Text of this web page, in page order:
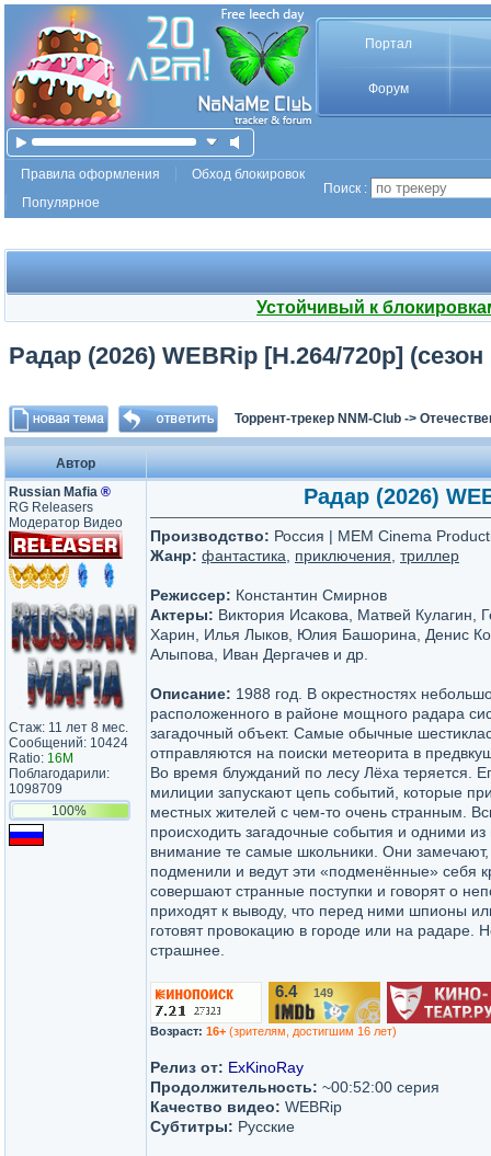
Портал
Форум
Правила оформления
Обход блокировок
Популярное
Поиск :
Устойчивый к
Радар (2026) WEBRip [H.264/720p]
Торрент-трекер NNM-Club ->
Автор
Russian Mafia ®
RG Releasers
Модератор Видео
Стаж: 11 лет 8 мес.
Сообщений: 10424
Ratio: 16M
Поблагодарили:
1098709
100%
Радар (2026)
Производство: Россия | MEM Cinema
Жанр: фантастика приключения триллер
Режиссер: Константин Смирнов
Актеры: Виктория Исакова, Матвей Кулагин,
Харин, Илья Лыков, Юлия Башорина, Денис
Алыпова, Иван Дергачев и др.
Описание: 1988 год. В окрестностях
расположенного в районе мощного радара
загадочный объект. Самые обычные
отправляются на поиски метеорита в
Во время блужданий по лесу Лёха теряется.
милиции запускают цепь событий, которые
местных жителей с чем-то очень странным.
происходить загадочные события и одними
внимание те самые школьники. Они
подменили и ведут эти «подменённые» себя
совершают странные поступки и говорят о
приходят к выводу, что перед ними шпионы
готовят провокацию в городе или на радаре.
страшнее.
6.4/10 149
Возраст: 16+ (зрителям, достигшим 16 лет)
Релиз от: ExKinoRay
Продолжительность: ~00:52:00 серия
Качество видео: WEBRip
Субтитры: Русские